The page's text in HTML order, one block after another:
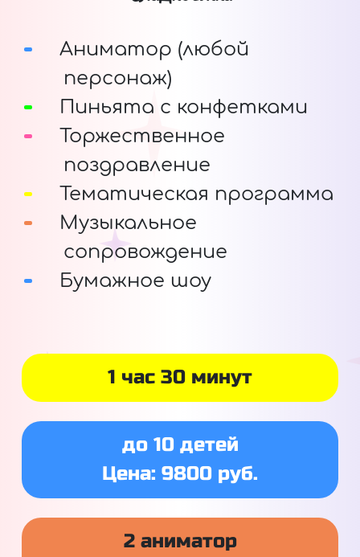
Аниматор (любой
персонаж)
Пиньята с конфетками
Торжественное
поздравление
Тематическая программа
Музыкальное
сопровождение
Бумажное шоу
1 час 30 минут
до 10 детей
Цена: 9800 руб.
2 аниматор